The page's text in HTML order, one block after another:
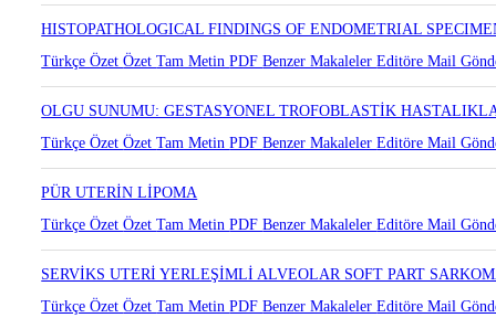
Türkçe ÖzetÖzetTam MetinPDFBenzer MakalelerEditöre Mail
HISTOPATHOLOGICAL FINDINGS OF ENDOMETRIAL
Türkçe ÖzetÖzetTam MetinPDFBenzer MakalelerEditöre Mail
OLGU SUNUMU: GESTASYONEL TROFOBLASTİK
Türkçe ÖzetÖzetTam Metin
PÜR UTERİN LİPOMA
Türkçe ÖzetÖzetTam MetinPDFBenzer MakalelerEditöre Mail